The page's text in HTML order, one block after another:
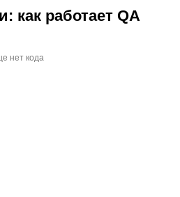
как работает QA
нет кода